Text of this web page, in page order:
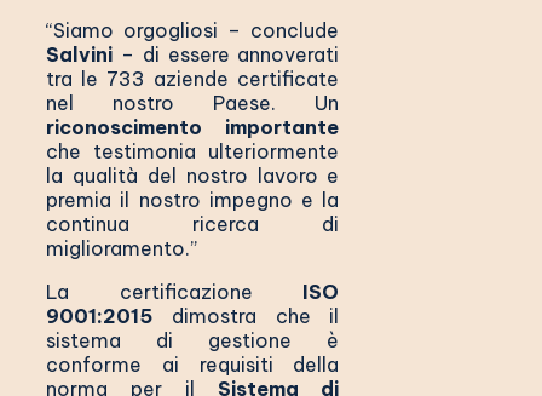
“Siamo orgogliosi – conclude
Salvini – di essere annoverati
tra le 733 aziende certificate
nel nostro Paese. Un
riconoscimento importante
che testimonia ulteriormente
la qualità del nostro lavoro e
premia il nostro impegno e la
continua ricerca di
miglioramento.”
La certificazione ISO
9001:2015 dimostra che il
sistema di gestione è
conforme ai requisiti della
norma per il Sistema di